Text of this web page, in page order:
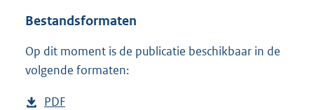
:
Bestandsformaten
Op dit moment is de publicatie beschikbaar in de
volgende formaten:
D
PDF